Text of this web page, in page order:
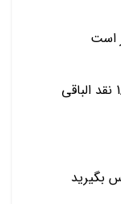
شرایط پرداخت این ویلا به صورت 1/3 نقد الباقی
بگیرید